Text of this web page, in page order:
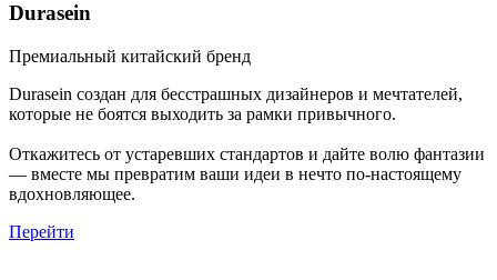
Durasein
Премиальный китайский бренд
Durasein создан для бесстрашных дизайнеров и мечтателей,
которые не боятся выходить за рамки привычного.
Откажитесь от устаревших стандартов и дайте волю фантазии
— вместе мы превратим ваши идеи в нечто по-настоящему
вдохновляющее.
Перейти